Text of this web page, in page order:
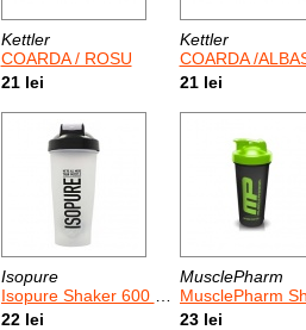
Kettler
COARDA / ROSU
21 lei
Kettler
COARDA /
21 lei
Isopure
Isopure Shaker 600 ml
22 lei
MusclePharm
MusclePharm Shaker We live this
23 lei